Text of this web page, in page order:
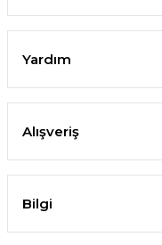
Yardım
Alışveriş
Bilgi